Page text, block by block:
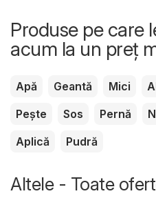
Produse pe care
acum la un preț
Apă Geantă Mici
Pește
Sos Pernă
Aplică
Pudră
Altele - Toate